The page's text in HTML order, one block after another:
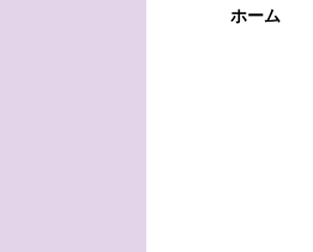
ホーム